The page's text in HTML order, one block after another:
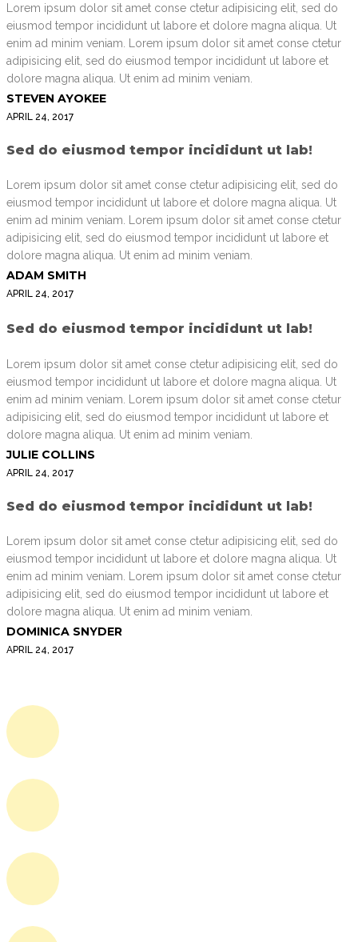
Lorem ipsum dolor sit amet conse ctetur adipisicing elit, sed do
eiusmod tempor incididunt ut labore et dolore magna aliqua. Ut
enim ad minim veniam. Lorem ipsum dolor sit amet conse ctetur
adipisicing elit, sed do eiusmod tempor incididunt ut labore et
dolore magna aliqua. Ut enim ad minim veniam.
STEVEN AYOKEE
APRIL 24, 2017
Sed do eiusmod tempor incididunt ut lab!
Lorem ipsum dolor sit amet conse ctetur adipisicing elit, sed do
eiusmod tempor incididunt ut labore et dolore magna aliqua. Ut
enim ad minim veniam. Lorem ipsum dolor sit amet conse ctetur
adipisicing elit, sed do eiusmod tempor incididunt ut labore et
dolore magna aliqua. Ut enim ad minim veniam.
ADAM SMITH
APRIL 24, 2017
Sed do eiusmod tempor incididunt ut lab!
Lorem ipsum dolor sit amet conse ctetur adipisicing elit, sed do
eiusmod tempor incididunt ut labore et dolore magna aliqua. Ut
enim ad minim veniam. Lorem ipsum dolor sit amet conse ctetur
adipisicing elit, sed do eiusmod tempor incididunt ut labore et
dolore magna aliqua. Ut enim ad minim veniam.
JULIE COLLINS
APRIL 24, 2017
Sed do eiusmod tempor incididunt ut lab!
Lorem ipsum dolor sit amet conse ctetur adipisicing elit, sed do
eiusmod tempor incididunt ut labore et dolore magna aliqua. Ut
enim ad minim veniam. Lorem ipsum dolor sit amet conse ctetur
adipisicing elit, sed do eiusmod tempor incididunt ut labore et
dolore magna aliqua. Ut enim ad minim veniam.
DOMINICA SNYDER
APRIL 24, 2017